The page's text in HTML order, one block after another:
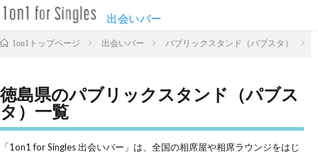
出会いバー
1on1トップページ 出会いバー パブリックスタンド（パブスタ）
徳島県のパブリックスタンド（パブス
タ）一覧
「1on1 for Singles 出会いバー」は、全国の相席屋や相席ラウンジをはじ